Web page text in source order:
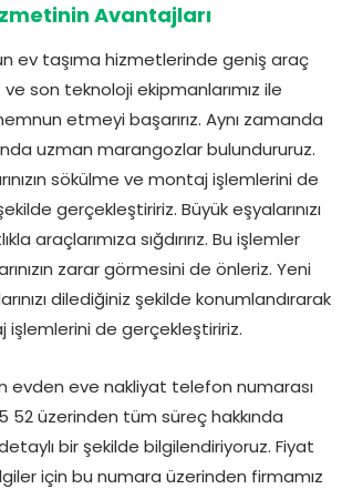
Avantajları
ev taşıma hizmetlerinde geniş araç
son teknoloji ekipmanlarımız ile
etmeyi başarırız. Aynı zamanda
uzman marangozlar bulundururuz.
sökülme ve montaj işlemlerini de
gerçekleştiririz. Büyük eşyalarınızı
araçlarımıza sığdırırız. Bu işlemler
zarar görmesini de önleriz. Yeni
dilediğiniz şekilde konumlandırarak
işlemlerini de gerçekleştiririz.
evden eve nakliyat telefon numarası
52 üzerinden tüm süreç hakkında
bir şekilde bilgilendiriyoruz. Fiyat
için bu numara üzerinden firmamız